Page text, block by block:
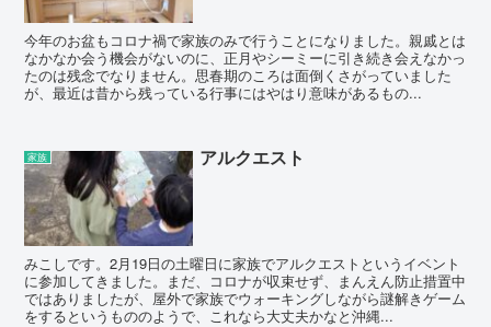
今年のお盆もコロナ禍で家族のみで行うことになりました。親戚とは
なかなか会う機会がないのに、正月やシーミーに引き続き会えなかっ
たのは残念でなりません。思春期のころは面倒くさがっていました
が、最近は昔から残っている行事にはやはり意味があるもの...
家族 アルクエスト
みこしです。2月19日の土曜日に家族でアルクエストというイベント
に参加してきました。まだ、コロナが収束せず、まんえん防止措置中
ではありましたが、屋外で家族でウォーキングしながら謎解きゲーム
をするというもののようで、これなら大丈夫かなと沖縄...